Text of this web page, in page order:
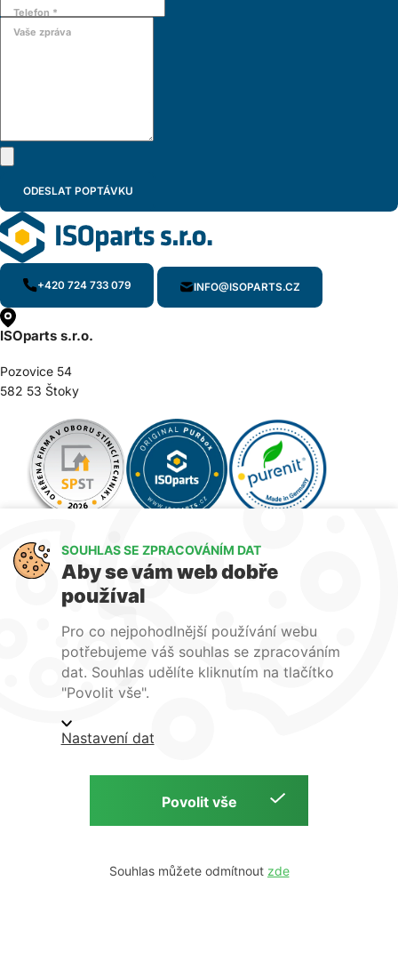
Telefon *
Vaše zpráva
+420 724 733 079 INFO@ISOPARTS.CZ
ISOparts s.r.o.
Pozovice 54
582 53 Štoky
Jsme členem
SOUHLAS SE ZPRACOVÁNÍM DAT
Aby se vám web dobře
používal
Pro co nejpohodlnější používání webu
potřebujeme váš souhlas se zpracováním
dat. Souhlas udělíte kliknutím na tlačítko
"Povolit vše".
Nastavení dat
Souhlas můžete odmítnout